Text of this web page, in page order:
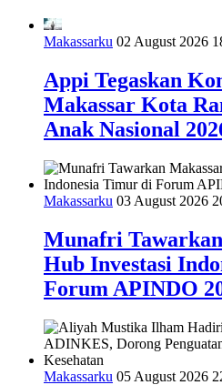
Makassarku 02 August 2026
Appi Tegaskan
Makassar Kota
Anak Nasional
Makassarku 03 August 2026
Munafri
Hub Investasi
Forum APINDO
Makassarku 05 August 2026